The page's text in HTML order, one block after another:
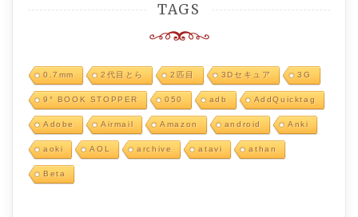
TAGS
0.7mm 2代目とら 2匹目 3Dセキュア 3G
9° BOOK STOPPER 050 adb AddQuicktag
Adobe Airmail Amazon android Anki
aoki AOL archive atavi athan
Beta